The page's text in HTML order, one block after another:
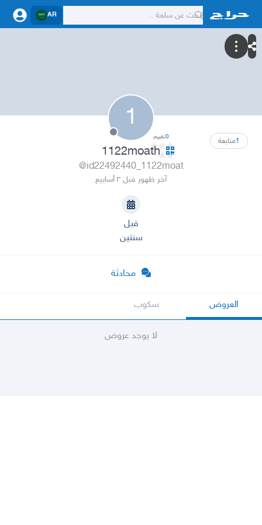
AR
1
1متابعة 0تقييم
1122moath
@id22492440_1122moat
آخر ظهور قبل ٣ أسابيع
قبل
سنتين
محادثة
العروض سكوب
لا يوجد عروض